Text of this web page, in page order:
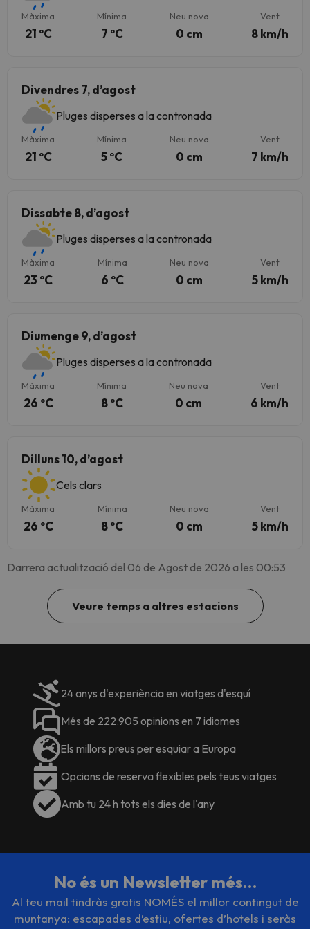
Màxima
21 ºC
Mínima
7 ºC
Neu nova
0 cm
Vent
8 km/h
Divendres 7, d’agost
Pluges disperses a la contronada
Màxima
21 ºC
Mínima
5 ºC
Neu nova
0 cm
Vent
7 km/h
Dissabte 8, d’agost
Pluges disperses a la contronada
Màxima
23 ºC
Mínima
6 ºC
Neu nova
0 cm
Vent
5 km/h
Diumenge 9, d’agost
Pluges disperses a la contronada
Màxima
26 ºC
Mínima
8 ºC
Neu nova
0 cm
Vent
6 km/h
Dilluns 10, d’agost
Cels clars
Màxima
26 ºC
Mínima
8 ºC
Neu nova
0 cm
Vent
5 km/h
Darrera actualització del 06 de Agost de 2026 a les 00:53
Veure temps a altres estacions
24 anys d'experiència en viatges d'esquí
Més de 222.905 opinions en 7 idiomes
Els millors preus per esquiar a Europa
Opcions de reserva flexibles pels teus viatges
Amb tu 24 h tots els dies de l'any
No és un Newsletter més…
Al teu mail tindràs gratis NOMÉS el millor contingut de
muntanya: escapades d’estiu, ofertes d’hotels i seràs